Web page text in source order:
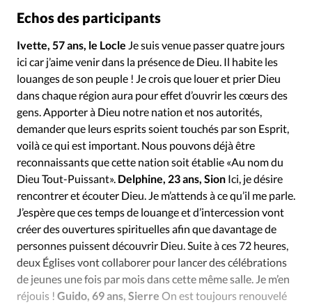
Echos des participants
Ivette, 57 ans, le Locle Je suis venue passer quatre jours
ici car j’aime venir dans la présence de Dieu. Il habite les
louanges de son peuple ! Je crois que louer et prier Dieu
dans chaque région aura pour effet d’ouvrir les cœurs des
gens. Apporter à Dieu notre nation et nos autorités,
demander que leurs esprits soient touchés par son Esprit,
voilà ce qui est important. Nous pouvons déjà être
reconnaissants que cette nation soit établie «Au nom du
Dieu Tout-Puissant». Delphine, 23 ans, Sion Ici, je désire
rencontrer et écouter Dieu. Je m’attends à ce qu’il me parle.
J’espère que ces temps de louange et d’intercession vont
créer des ouvertures spirituelles afin que davantage de
personnes puissent découvrir Dieu. Suite à ces 72 heures,
deux Églises vont collaborer pour lancer des célébrations
de jeunes une fois par mois dans cette même salle. Je m’en
réjouis ! Guido, 69 ans, Sierre On est toujours renouvelé